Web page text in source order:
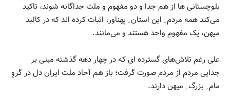
بلوچستانی‌ ها از هم جدا و دو مفهوم و ملت جداگانه شوند، تاکید
می‌کند همه مردم ِ این استان ِ پهناور، اثبات کرده اند که در کالبد
میهن، یک مفهومِ واحد هستند و می‌‌مانند.
علی رغم تلاش‌های گسترده‌ ای که در چهار دهه گذشته مبنی بر
جدایی مردم از مردم صورت گرفت؛ باز هم آحاد ملت ایران دل در گروِ
مام ِ بزرگ ِ میهن دارند.